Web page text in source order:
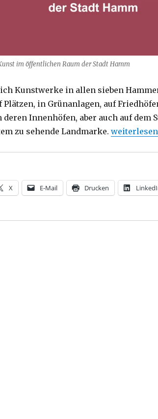
im öffentlichen Raum der Stadt Hamm
Kunstwerke in allen sieben
in Grünanlagen, auf
deren Innenhöfen, aber auch auf dem
zu sehende Landmarke. „„Kunst im
weiterlesen
X E-Mail Drucken